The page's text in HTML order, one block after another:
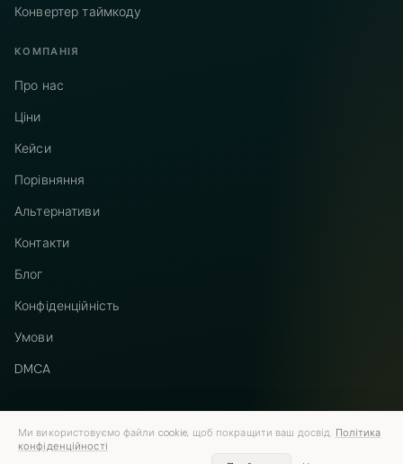
Конвертер таймкоду
КОМПАНІЯ
Про нас
Ціни
Кейси
Порівняння
Альтернативи
Контакти
Блог
Конфіденційність
Умови
DMCA
© 2026 Vastflow. Усі права захищено. Telegram
Ми використовуємо файли cookie, щоб покращити ваш досвід. Політика
конфіденційності